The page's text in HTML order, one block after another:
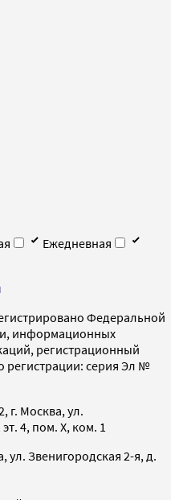
Ежедневная
Федеральной
информационных
регистрационный
регистрации: серия Эл №
г. Москва, ул.
4, пом. X, ком. 1
ул. Звенигородская 2-я, д.